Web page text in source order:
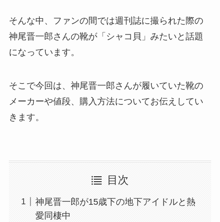
そんな中、ファンの間では週刊誌に撮られた際の
神尾晋一郎さんの靴が「シャコ貝」みたいと話題
になっています。
そこで今回は、神尾晋一郎さんが履いていた靴の
メーカーや値段、購入方法についてお伝えしてい
きます。
目次
神尾晋一郎が15歳下の地下アイドルと熱
愛同棲中